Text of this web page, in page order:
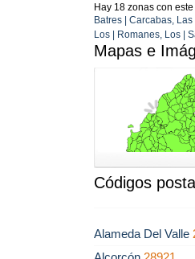
Hay 18 zonas con
Batres | Carcabas,
Los | Romanes, Los |
Mapas e
Códigos
Alameda Del Valle